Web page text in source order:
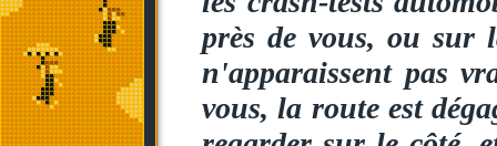
près de vous, ou sur
n'apparaissent pas
vous, la route est